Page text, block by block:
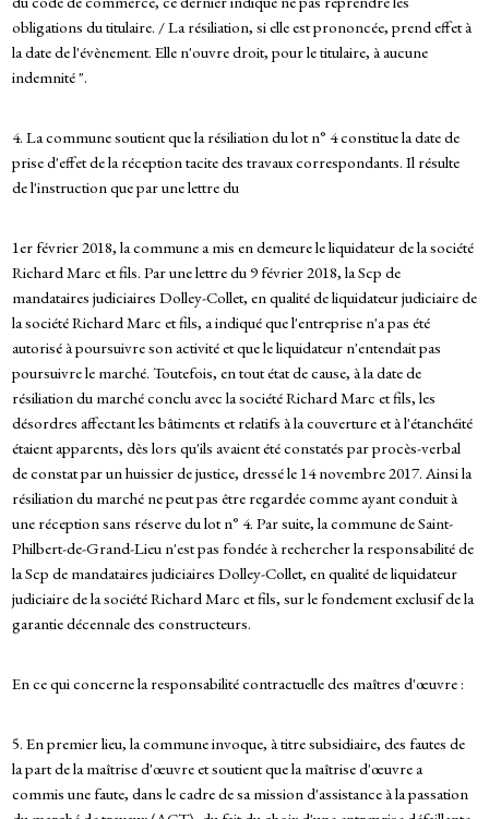
obligations du titulaire. / La résiliation, si elle est prononcée, prend effet à
la date de l'évènement. Elle n'ouvre droit, pour le titulaire, à aucune
indemnité ".
4. La commune soutient que la résiliation du lot n° 4 constitue la date de
prise d'effet de la réception tacite des travaux correspondants. Il résulte
de l'instruction que par une lettre du
1er février 2018, la commune a mis en demeure le liquidateur de la société
Richard Marc et fils. Par une lettre du 9 février 2018, la Scp de
mandataires judiciaires Dolley-Collet, en qualité de liquidateur judiciaire de
la société Richard Marc et fils, a indiqué que l'entreprise n'a pas été
autorisé à poursuivre son activité et que le liquidateur n'entendait pas
poursuivre le marché. Toutefois, en tout état de cause, à la date de
résiliation du marché conclu avec la société Richard Marc et fils, les
désordres affectant les bâtiments et relatifs à la couverture et à l'étanchéité
étaient apparents, dès lors qu'ils avaient été constatés par procès-verbal
de constat par un huissier de justice, dressé le 14 novembre 2017. Ainsi la
résiliation du marché ne peut pas être regardée comme ayant conduit à
une réception sans réserve du lot n° 4. Par suite, la commune de Saint-
Philbert-de-Grand-Lieu n'est pas fondée à rechercher la responsabilité de
la Scp de mandataires judiciaires Dolley-Collet, en qualité de liquidateur
judiciaire de la société Richard Marc et fils, sur le fondement exclusif de la
garantie décennale des constructeurs.
En ce qui concerne la responsabilité contractuelle des maîtres d'œuvre :
5. En premier lieu, la commune invoque, à titre subsidiaire, des fautes de
la part de la maîtrise d'œuvre et soutient que la maîtrise d'œuvre a
commis une faute, dans le cadre de sa mission d'assistance à la passation